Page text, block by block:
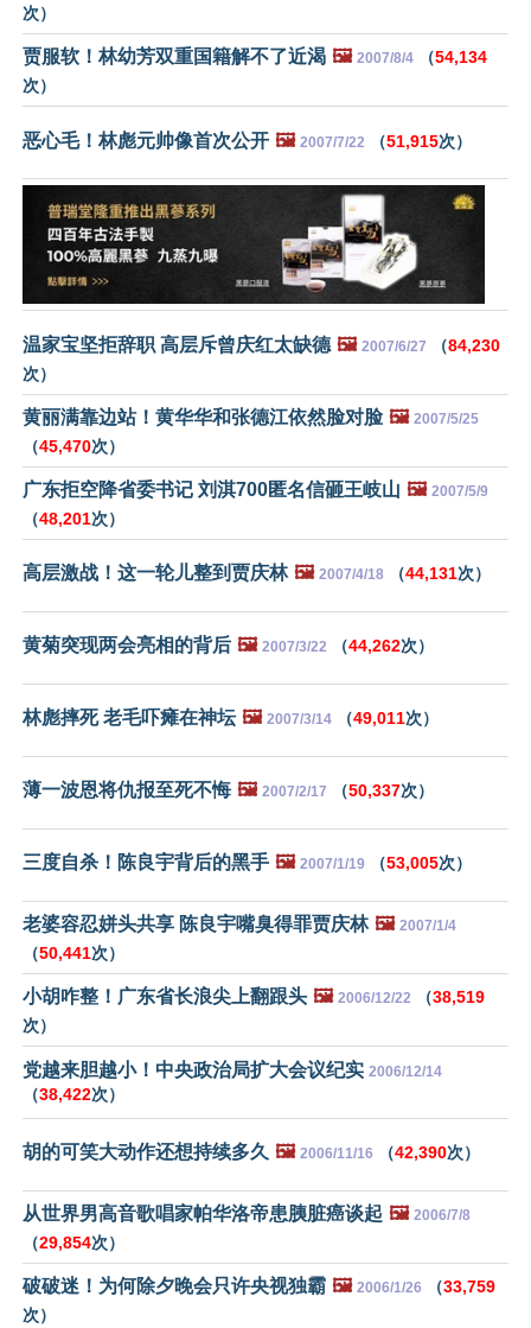
次）
贾服软！林幼芳双重国籍解不了近渴 🖼️ 2007/8/4 （54,134
次）
恶心毛！林彪元帅像首次公开 🖼️ 2007/7/22 （51,915次）
温家宝坚拒辞职 高层斥曾庆红太缺德 🖼️ 2007/6/27 （84,230
次）
黄丽满靠边站！黄华华和张德江依然脸对脸 🖼️ 2007/5/25
（45,470次）
广东拒空降省委书记 刘淇700匿名信砸王岐山 🖼️ 2007/5/9
（48,201次）
高层激战！这一轮儿整到贾庆林 🖼️ 2007/4/18 （44,131次）
黄菊突现两会亮相的背后 🖼️ 2007/3/22 （44,262次）
林彪摔死 老毛吓瘫在神坛 🖼️ 2007/3/14 （49,011次）
薄一波恩将仇报至死不悔 🖼️ 2007/2/17 （50,337次）
三度自杀！陈良宇背后的黑手 🖼️ 2007/1/19 （53,005次）
老婆容忍姘头共享 陈良宇嘴臭得罪贾庆林 🖼️ 2007/1/4
（50,441次）
小胡咋整！广东省长浪尖上翻跟头 🖼️ 2006/12/22 （38,519
次）
党越来胆越小！中央政治局扩大会议纪实 2006/12/14
（38,422次）
胡的可笑大动作还想持续多久 🖼️ 2006/11/16 （42,390次）
从世界男高音歌唱家帕华洛帝患胰脏癌谈起 🖼️ 2006/7/8
（29,854次）
破破迷！为何除夕晚会只许央视独霸 🖼️ 2006/1/26 （33,759
次）